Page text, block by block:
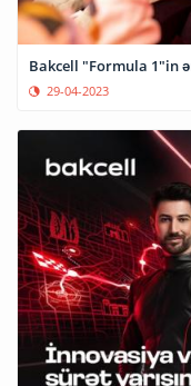
29-04-2023